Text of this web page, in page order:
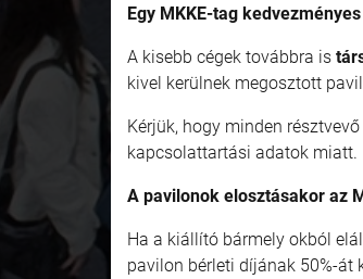
Egy MKKE-tag
A kisebb cégek továbbra is
kivel kerülnek megosztott
Kérjük, hogy minden
kapcsolattartási adatok miatt.
A pavilonok elosztásakor az
Ha a kiállító bármely okból
pavilon bérleti díjának 50%-át